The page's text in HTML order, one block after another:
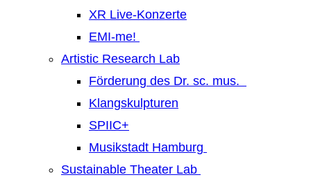
XR Live-Konzerte
EMI-me!
Artistic Research Lab
Förderung des Dr. sc. mus.
Klangskulpturen
SPIIC+
Musikstadt Hamburg
Sustainable Theater Lab